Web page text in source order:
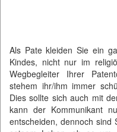
Als Pate kleiden Sie ein
Kindes, nicht nur im
Wegbegleiter Ihrer
stehem ihr/ihm immer
Dies sollte sich auch mit
kann der Kommunikant
entscheiden, dennoch sind